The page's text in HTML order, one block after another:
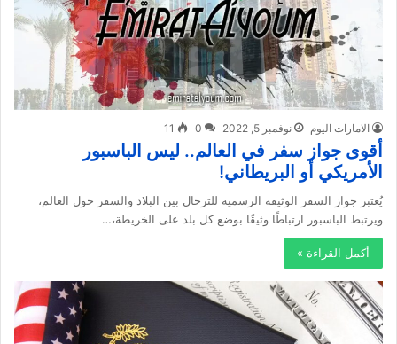
الامارات اليوم نوفمبر 5, 2022 0
11
أقوى جواز سفر في العالم.. ليس الباسبور
الأمريكي أو البريطاني!
يُعتبر جواز السفر الوثيقة الرسمية للترحال بين البلاد والسفر حول العالم،
ويرتبط الباسبور ارتباطًا وثيقًا بوضع كل بلد على الخريطة،…
أكمل القراءة »